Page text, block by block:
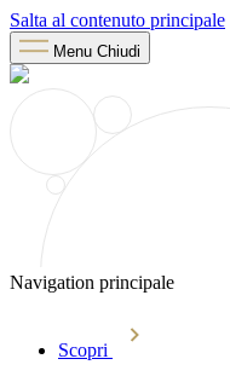
Salta al contenuto principale
Menu Chiudi
Navigation principale
Scopri